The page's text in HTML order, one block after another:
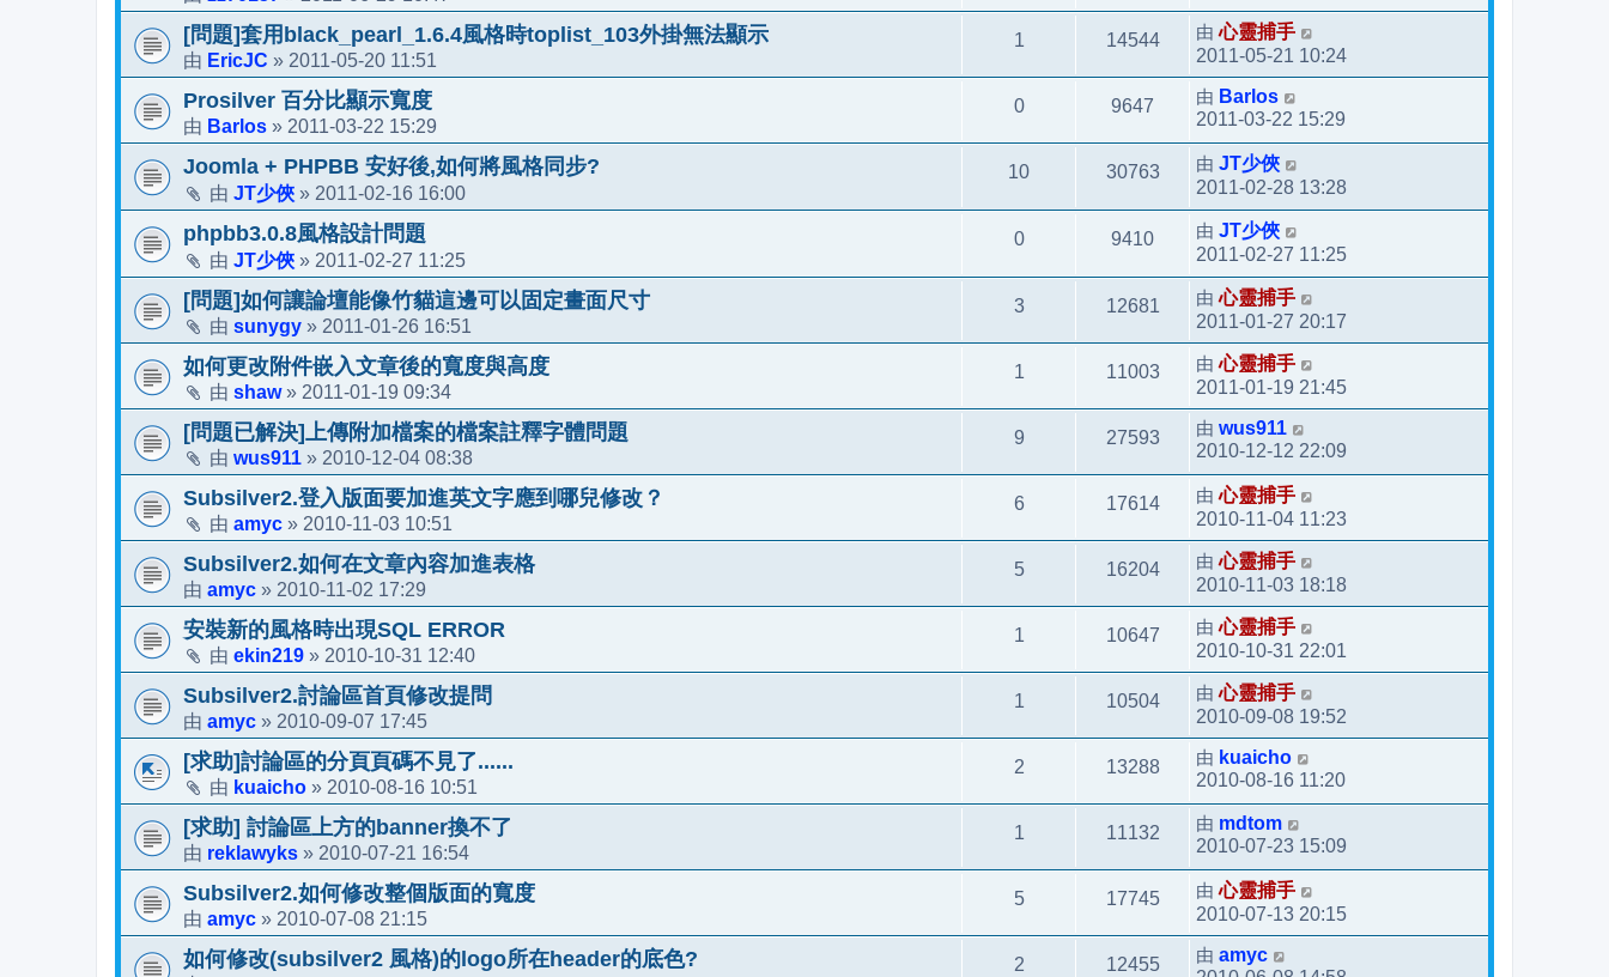
[問題]套用black_pearl_1.6.4風格時toplist_103外掛無法顯示
由 EricJC » 2011-05-20 11:51
1 14544 由心靈捕手
2011-05-21 10:24
Prosilver 百分比顯示寬度
由 Barlos » 2011-03-22 15:29
0 9647 由 Barlos
2011-03-22 15:29
Joomla + PHPBB 安好後,如何將風格同步?
由 JT少俠 » 2011-02-16 16:00
10 30763 由 JT少俠
2011-02-28 13:28
phpbb3.0.8風格設計問題
由 JT少俠 » 2011-02-27 11:25
0 9410 由 JT少俠
2011-02-27 11:25
[問題]如何讓論壇能像竹貓這邊可以固定畫面尺寸
由 sunygy » 2011-01-26 16:51
3 12681 由心靈捕手
2011-01-27 20:17
如何更改附件嵌入文章後的寬度與高度
由 shaw» 2011-01-19 09:34
1 11003 由心靈捕手
2011-01-19 21:45
[問題已解決]上傳附加檔案的檔案註釋字體問題
由 wus911 » 2010-12-04 08:38
9 27593 由 wus911
2010-12-12 22:09
Subsilver2.登入版面要加進英文字應到哪兒修改？
由 amyc » 2010-11-03 10:51
6 17614 由心靈捕手
2010-11-04 11:23
Subsilver2.如何在文章內容加進表格
由 amyc » 2010-11-02 17:29
5 16204 由心靈捕手
2010-11-03 18:18
安裝新的風格時出現SQL ERROR
由 ekin219 » 2010-10-31 12:40
1 10647 由心靈捕手
2010-10-31 22:01
Subsilver2.討論區首頁修改提問
由 amyc » 2010-09-07 17:45
1 10504 由心靈捕手
2010-09-08 19:52
[求助]討論區的分頁頁碼不見了......
由 kuaicho » 2010-08-16 10:51
2 13288 由 kuaicho
2010-08-16 11:20
[求助] 討論區上方的banner換不了
由 reklawyks » 2010-07-21 16:54
1 11132 由 mdtom
2010-07-23 15:09
Subsilver2.如何修改整個版面的寬度
由 amyc » 2010-07-08 21:15
5 17745 由心靈捕手
2010-07-13 20:15
如何修改(subsilver2 風格)的logo所在header的底色? 2 12455 由 amyc